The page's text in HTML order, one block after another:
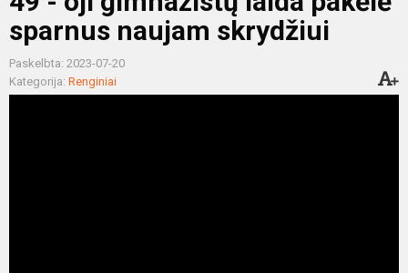
sparnus naujam skrydžiui
Paskelbta: 2023-07-20
Kategorija: Renginiai